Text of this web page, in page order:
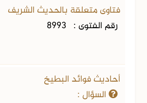
فتاوى متعلقة بالحديث الشريف
رقم الفتوى : 8993
أحاديث فوائد البطيخ
السؤال :